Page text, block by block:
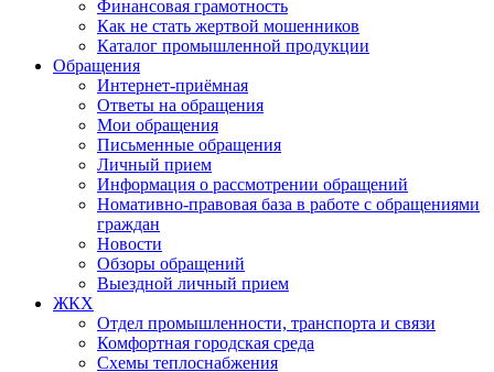
Финансовая грамотность
Как не стать жертвой мошенников
Каталог промышленной продукции
Обращения
Интернет-приёмная
Ответы на обращения
Мои обращения
Письменные обращения
Личный прием
Информация о рассмотрении обращений
Номативно-правовая база в работе с обращениями
граждан
Новости
Обзоры обращений
Выездной личный прием
ЖКХ
Отдел промышленности, транспорта и связи
Комфортная городская среда
Схемы теплоснабжения